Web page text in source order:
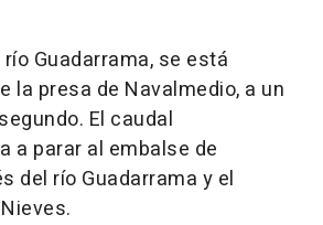
Guadarrama, se está
la presa de Navalmedio, a un
El caudal
a parar al embalse de
del río Guadarrama y el